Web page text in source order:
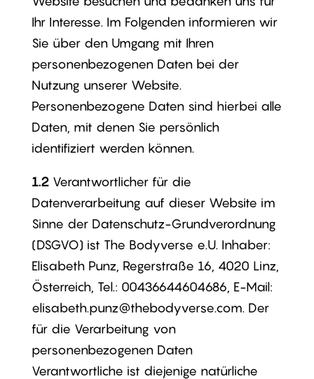
Ihr Interesse. Im Folgenden informieren wir
Sie über den Umgang mit Ihren
personenbezogenen Daten bei der
Nutzung unserer Website.
Personenbezogene Daten sind hierbei alle
Daten, mit denen Sie persönlich
identifiziert werden können.
1.2Verantwortlicher für die
Datenverarbeitung auf dieser Website im
Sinne der Datenschutz-Grundverordnung
(DSGVO) ist The Bodyverse e.U. Inhaber:
Elisabeth Punz, Regerstraße 16, 4020 Linz,
Österreich, Tel.: 00436644604686, E-Mail:
elisabeth.punz@thebodyverse.com. Der
für die Verarbeitung von
personenbezogenen Daten
Verantwortliche ist diejenige natürliche